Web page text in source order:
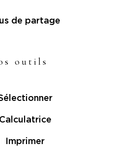
de partage
outils
Calculatrice
Imprimer